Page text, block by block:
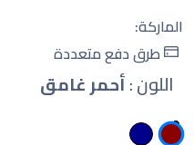
الماركة:
طرق دفع متعددة
اللون:أحمر غامق